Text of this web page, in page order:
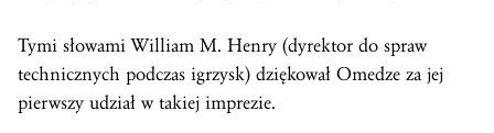
Tymi słowami William M. Henry (dyrektor do spraw
technicznych podczas igrzysk) dziękował Omedze za jej
pierwszy udział w takiej imprezie.